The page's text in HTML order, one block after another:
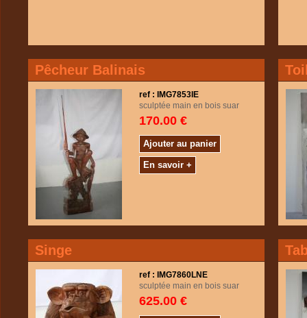
Pêcheur Balinais
ref : IMG7853IE
sculptée main en bois suar
170.00 €
Ajouter au panier
En savoir +
Singe
ref : IMG7860LNE
sculptée main en bois suar
625.00 €